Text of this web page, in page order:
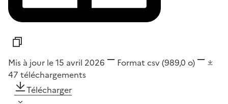
Mis à jour le 15 avril 2026 Format csv(989,0 o)
47 téléchargements
Télécharger